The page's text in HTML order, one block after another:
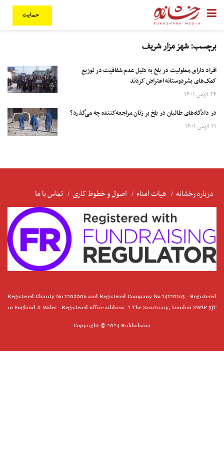
حمایت
برچسب:شهز مزار شریف
افراد دارای معلولیت در بلخ به دلیل عدم شفافیت در توزیع
کمک‌های بشردوستانه اعتراض کردند
۲۴ قوس ۱۴۰۱
در دادگاه‌های‌ طالبان در بلخ بر زنان مراجعه‌کننده چه می‌گذرد؟
۲۱ قوس ۱۴۰۱
درباره رخشانه هیات امناء اصول و خطوط کاری تماس با ما
Registered Charity No 1208006 and Registered Company No 14120163 - Registered
in England & Wales - Registered office address: 1 The Sanctuary, London SW1P 3JT
Copyright © 2024 Rukhshana